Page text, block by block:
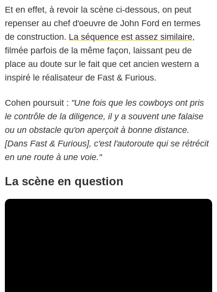
Et en effet, à revoir la scène ci-dessous, on peut
repenser au chef d'oeuvre de John Ford en termes
de construction. La séquence est assez similaire,
filmée parfois de la même façon, laissant peu de
place au doute sur le fait que cet ancien western a
inspiré le réalisateur de Fast & Furious.
Cohen poursuit : "Une fois que les cowboys ont pris
le contrôle de la diligence, il y a souvent une falaise
ou un obstacle qu'on aperçoit à bonne distance.
[Dans Fast & Furious], c'est l'autoroute qui se rétrécit
en une route à une voie."
La scène en question